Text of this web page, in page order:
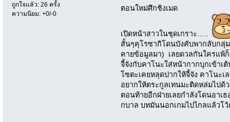
ถูกใจแล้ว: 26 ครั้ง
ความนิยม: +0/-0
ตอนใหม่ศึกชิงเมด
เปิดหน้าสาวในชุดเกราะ…..
สั้นๆคุโรซากิโดนบังคับพากลับกลุ่ม
คายข้อมูลมา) เลยดวลกันใครแพ้
จี้จังกับคาโนะใส่หน้ากากบุกเข้าเ
โซตะเคยหลุดปากให้จี้จัง คาโนะเ
อยากให้ตระกูลเทนมะติดหล่มไปด้
ตอนท้ายอีกฝ่ายเลยกำลังโดนอาเ
กบาล บทมันนอกเกมไปไกลแล้วโว้